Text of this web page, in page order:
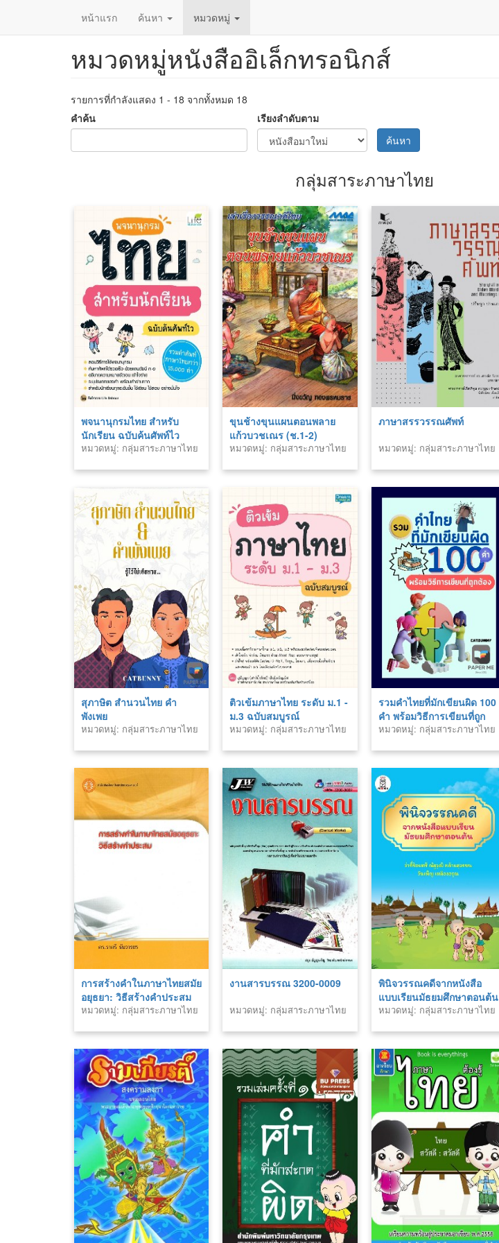
หน้าแรก ค้นหา หมวดหมู่
หมวดหมู่หนังสืออิเล็กทรอนิกส์
รายการที่กำลังแสดง 1 - 18 จากทั้งหมด 18
คำค้น
เรียงลำดับตาม
ค้นหา
กลุ่มสาระภาษาไทย
พจนานุกรมไทย สำหรับ
นักเรียน ฉบับค้นศัพท์ไว
หมวดหมู่: กลุ่มสาระภาษาไทย
ขุนช้างขุนแผนตอนพลาย
แก้วบวชเณร (ช.1-2)
หมวดหมู่: กลุ่มสาระภาษาไทย
ภาษาสรรวรรณศัพท์
หมวดหมู่: กลุ่มสาระภาษาไทย
สุภาษิต สำนวนไทย คำ
พังเพย
หมวดหมู่: กลุ่มสาระภาษาไทย
ติวเข้มภาษาไทย ระดับ ม.1 -
ม.3 ฉบับสมบูรณ์
หมวดหมู่: กลุ่มสาระภาษาไทย
รวมคำไทยที่มักเขียนผิด 100
คำ พร้อมวิธีการเขียนที่ถูก
ต้อง
หมวดหมู่: กลุ่มสาระภาษาไทย
การสร้างคำในภาษาไทยสมัย
อยุธยา: วิธีสร้างคำประสม
หมวดหมู่: กลุ่มสาระภาษาไทย
งานสารบรรณ 3200-0009
หมวดหมู่: กลุ่มสาระภาษาไทย
พินิจวรรณคดีจากหนังสือ
แบบเรียนมัธยมศึกษาตอนต้น
หมวดหมู่: กลุ่มสาระภาษาไทย